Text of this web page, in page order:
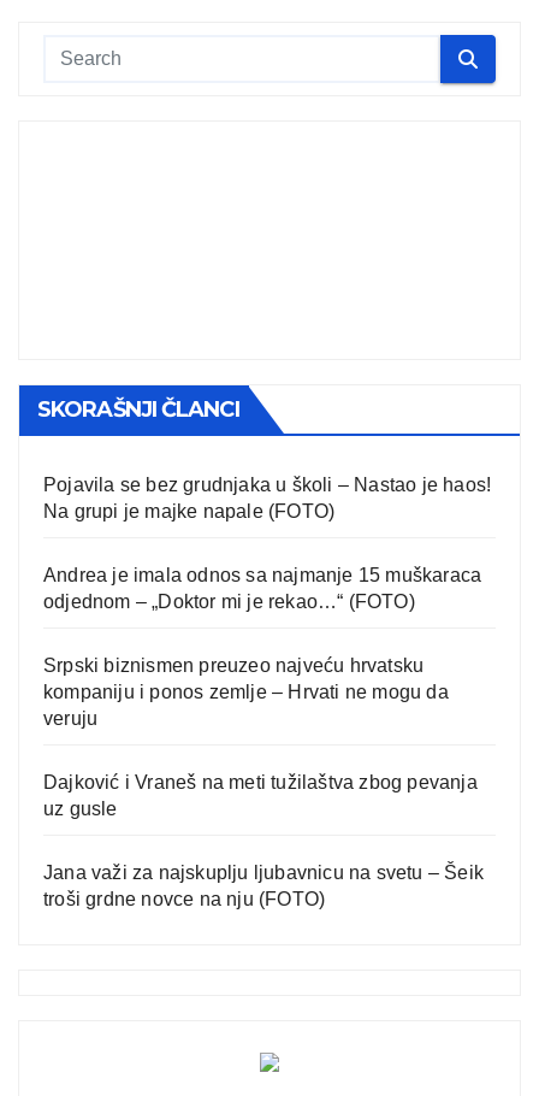
SKORAŠNJI ČLANCI
Pojavila se bez grudnjaka u školi – Nastao je haos!
Na grupi je majke napale (FOTO)
Andrea je imala odnos sa najmanje 15 muškaraca
odjednom – „Doktor mi je rekao…“ (FOTO)
Srpski biznismen preuzeo najveću hrvatsku
kompaniju i ponos zemlje – Hrvati ne mogu da
veruju
Dajković i Vraneš na meti tužilaštva zbog pevanja
uz gusle
Jana važi za najskuplju ljubavnicu na svetu – Šeik
troši grdne novce na nju (FOTO)